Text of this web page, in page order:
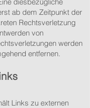
ab dem Zeitpunkt der
Rechtsverletzung
von
werden
entfernen.
Links zu externen